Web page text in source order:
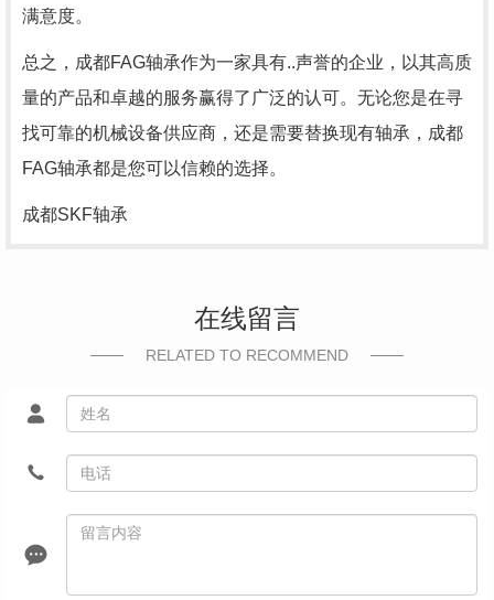
满意度。
总之，成都FAG轴承作为一家具有..声誉的企业，以其高质
量的产品和卓越的服务赢得了广泛的认可。无论您是在寻
找可靠的机械设备供应商，还是需要替换现有轴承，成都
FAG轴承都是您可以信赖的选择。
成都SKF轴承
在线留言
RELATED TO RECOMMEND